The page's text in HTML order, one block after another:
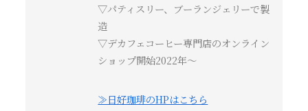
▽パティスリー、ブーランジェリーで製
造
▽デカフェコーヒー専門店のオンライン
ショップ開始2022年〜
≫日好珈琲のHPはこちら